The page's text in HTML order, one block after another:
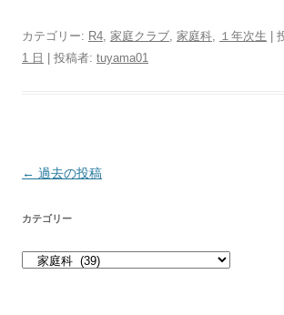
カテゴリー: R4, 家庭クラブ, 家庭科, １年次生 |
1 日
投稿者: tuyama01
投稿ナビゲーション
← 過去の投稿
カテゴリー
カテゴリー